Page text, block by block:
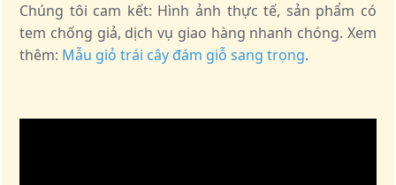
Chúng tôi cam kết: Hình ảnh thực tế, sản phẩm có
tem chống giả, dịch vụ giao hàng nhanh chóng. Xem
thêm: Mẫu giỏ trái cây đám giỗ sang trọng.